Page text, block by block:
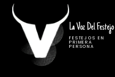
La Voz Del Festejo
FESTEJOS EN
PRIMERA
PERSONA